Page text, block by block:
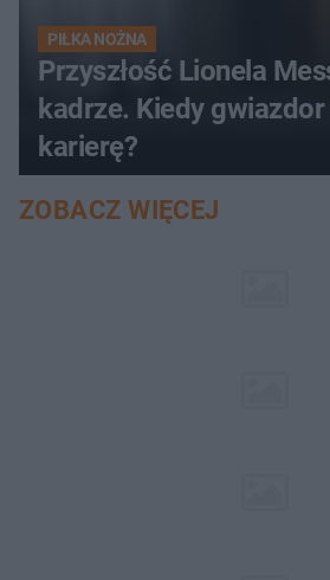
PIŁKA NOŻNA
Przyszłość Lionela
kadrze. Kiedy
karierę?
ZOBACZ WIĘCEJ